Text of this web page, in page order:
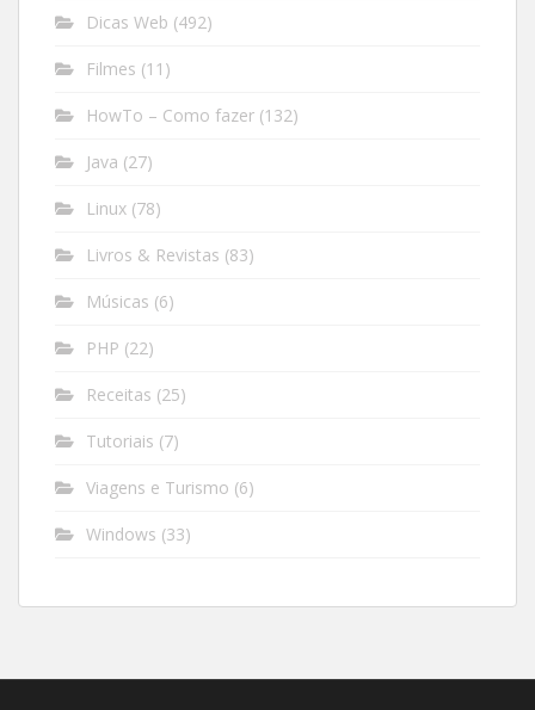
Dicas Web (492)
Filmes (11)
HowTo – Como fazer (132)
Java (27)
Linux (78)
Livros & Revistas (83)
Músicas (6)
PHP (22)
Receitas (25)
Tutoriais (7)
Viagens e Turismo (6)
Windows (33)